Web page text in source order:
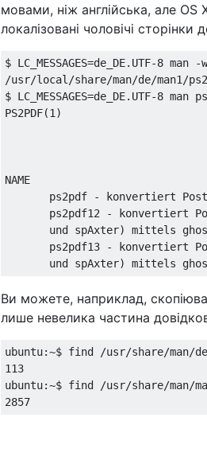
мовами, ніж англійська, але
локалізовані чоловічі сторінки
$ LC_MESSAGES=de_DE. UTF-8 man -
/usr/local /share/man/de/man1 /
$ LC_MESSAGES=de_DE. UTF-8 man
PS2PDF(1 )
NAME
       ps2pdf
- konvertiert
       ps2pdf12
- konvertiert
       und spAxter
)
mittels
       ps2pdf13
- konvertiert
       und spAxter
) mittels
Ви можете, наприклад,
лише невелика частина
ubuntu:~$ find /usr/share/man/de
113
ubuntu:~$ find /usr/share/man/
2857